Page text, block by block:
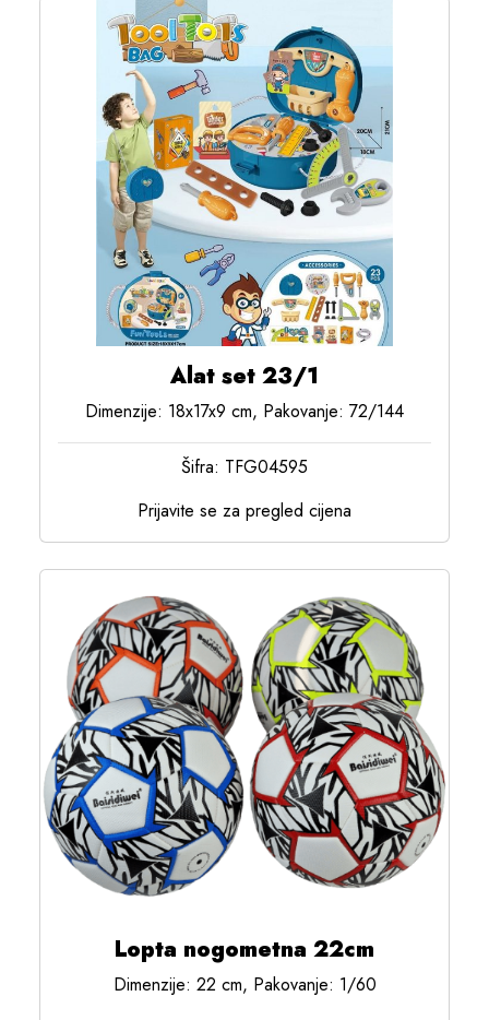
Alat set 23/1
Dimenzije: 18x17x9 cm, Pakovanje: 72/144
Šifra: TFG04595
Prijavite se za pregled cijena
Lopta nogometna 22cm
Dimenzije: 22 cm, Pakovanje: 1/60